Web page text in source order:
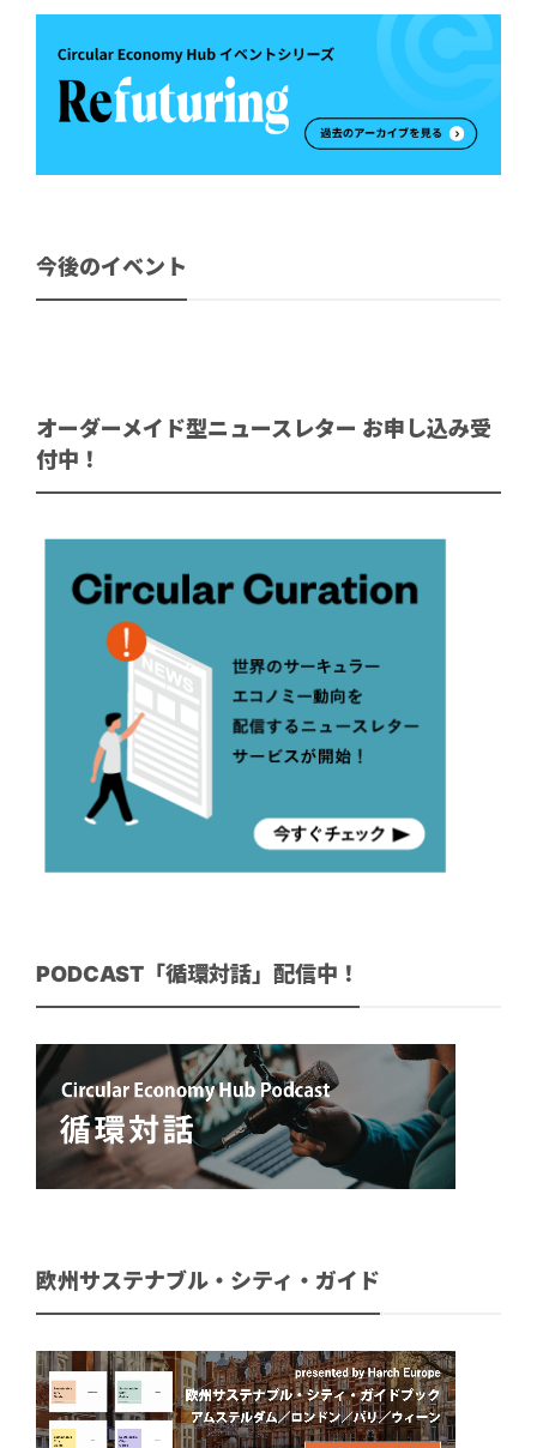
今後のイベント
オーダーメイド型ニュースレター お申し込み受
付中！
PODCAST「循環対話」配信中！
欧州サステナブル・シティ・ガイド